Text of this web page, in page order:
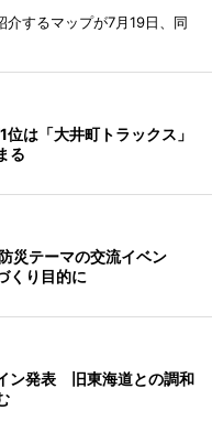
介するマップが7月19日、同
は「大井町トラックス」
る
災テーマの交流イベン
くり目的に
ン発表 旧東海道との調和